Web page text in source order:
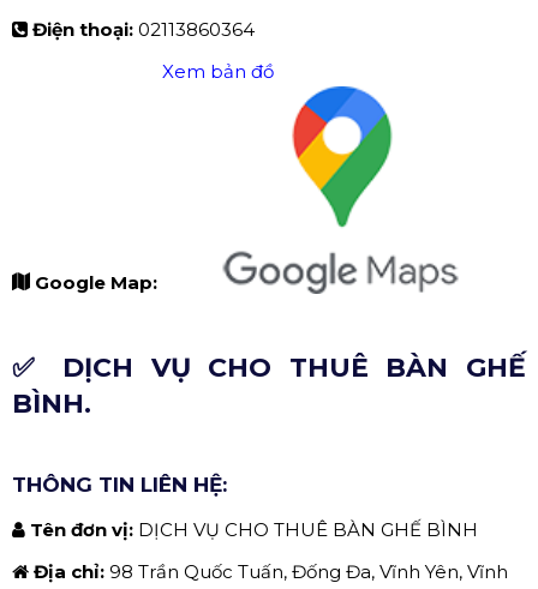
Điện thoại: 02113860364
Google Map:
Xem bản đồ
✅ DỊCH VỤ CHO THUÊ BÀN GHẾ
BÌNH.
THÔNG TIN LIÊN HỆ:
Tên đơn vị: DỊCH VỤ CHO THUÊ BÀN GHẾ BÌNH
Địa chỉ: 98 Trần Quốc Tuấn, Đống Đa, Vĩnh Yên, Vĩnh